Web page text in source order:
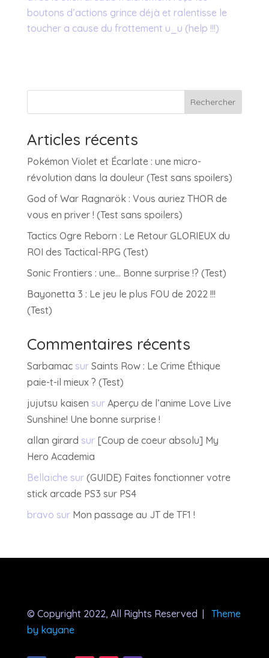
boutons d’actions grince déjà et ralentisse le
toucher a cause du frottement u_u (help !!!)
Rechercher
Articles récents
Pokémon Violet et Écarlate : une micro-
révolution dans la douleur (Test sans spoilers)
God of War Ragnarök : Vous auriez THOR de
vous en priver ! (Test sans spoilers)
Tactics Ogre Reborn : Le Retour GLORIEUX du
ROI des Tactical-RPG (Test)
Sonic Frontiers : une… Bonne surprise !? (Test)
Bayonetta 3 : Le jeu le plus FOU de 2022 !!!
(Test)
Commentaires récents
Sarbamacsur Saints Row : Le Crime Éthique
paie-t-il mieux ? (Test)
jujutsu kaisen sur Aperçu de l’anime Love Live
Sunshine! Une bonne surprise !
allan girard sur [Coup de coeur absolu] My
Hero Academia
Bellaïche sur (GUIDE) Faites fonctionner votre
stick arcade PS3 sur PS4
bravo sur Mon passage au JT de TF1 !
© Copyright 2022, All Rights Reserved |
Theme
by kayane